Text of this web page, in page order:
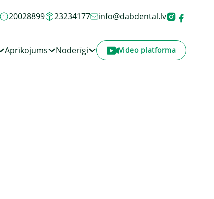
20028899 23234177 info@dabdental.lv
Aprīkojums Noderīgi Video platforma